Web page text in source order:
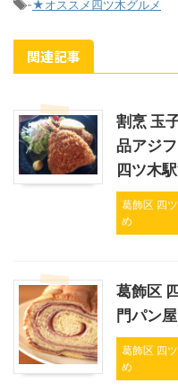
-★オススメ四ツ木グルメ
関連記事
割烹 玉
品アジ
四ツ木
葛飾区 四
め
葛飾区
門パン
葛飾区 四
め